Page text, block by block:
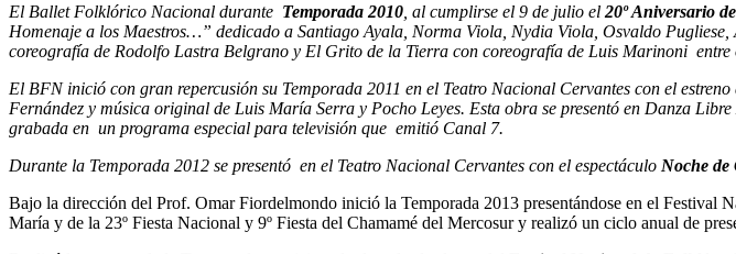
El Ballet Folklórico Nacional durante Temporada 2010 , al cumplirse el 9 de julio el 20º Aniversario
Homenaje a los Maestros…” dedicado a Santiago Ayala, Norma Viola, Nydia Viola, Osvaldo
coreografía de Rodolfo Lastra Belgrano y El Grito de la Tierra con coreografía de Luis Marinoni entre
El BFN inició con gran repercusión su Temporada 2011 en el Teatro Nacional Cervantes con el
Fernández y música original de Luis María Serra y Pocho Leyes. Esta obra se presentó en Danza
grabada en un programa especial para televisión que emitió Canal 7.
Durante la Temporada 2012 se presentó en el Teatro Nacional Cervantes con el espectáculo Noche de
Bajo la dirección del Prof. Omar Fiordelmondo inició la Temporada 2013 presentándose en el
María y de la 23º Fiesta Nacional y 9º Fiesta del Chamamé del Mercosur y realizó un ciclo anual de